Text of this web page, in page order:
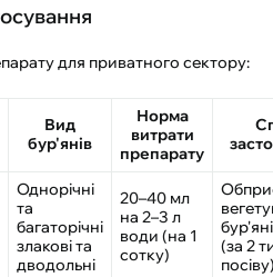
для приватного сектору:
Вид
бур'янів
Норма
витрати
препарату
Однорічні
та
багаторічні
злакові та
дводольні
20–40 мл
на 2–3 л
води (на 1
сотку)
(за 2